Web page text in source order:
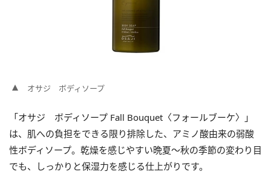
オサジ ボディソープ
「オサジ ボディソープ Fall Bouquet〈フォールブーケ〉」
は、肌への負担をできる限り排除した、アミノ酸由来の弱酸
性ボディソープ。乾燥を感じやすい晩夏～秋の季節の変わり目
でも、しっかりと保湿力を感じる仕上がりです。